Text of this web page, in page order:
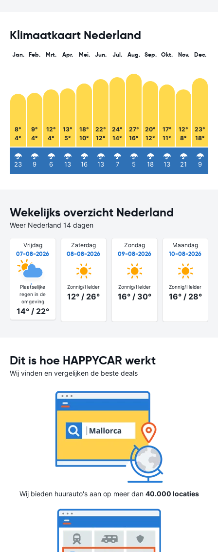
Klimaatkaart Nederland
Jan.
8°
4°
23
Feb.
9°
4°
9
Mrt.
12°
4°
6
Apr.
13°
5°
13
Mei.
18°
10°
16
Jun.
22°
12°
13
Jul.
24°
14°
7
Aug.
27°
16°
5
Sep.
20°
12°
18
Okt.
17°
11°
13
Nov.
12°
8°
21
Dec.
23°
18°
9
Wekelijks overzicht Nederland
Weer Nederland 14 dagen
Vrijdag
07-08-2026
Plaatselijke
regen in de
omgeving
14° / 22°
Zaterdag
08-08-2026
Zonnig/Helder
12° / 26°
Zondag
09-08-2026
Zonnig/Helder
16° / 30°
Maandag
10-08-2026
Zonnig/Helder
16° / 28°
Dit is hoe HAPPYCAR werkt
Wij vinden en vergelijken de beste deals
Wij bieden huurauto's aan op meer dan 40.000 locaties